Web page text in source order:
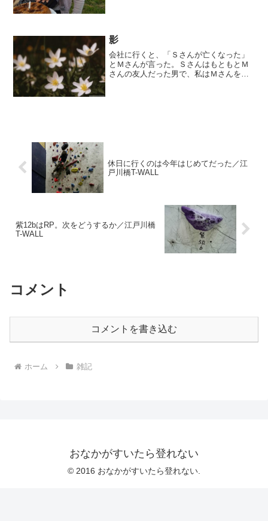
影
会社に行くと、「Ｓさんが亡くなった」
とＭさんが言った。ＳさんはもともとＭ
さんの友人だった男で、私はＭさんを通
休日に行くのは今年はじめてだった／江
戸川橋T-WALL
紫12bはRP。次をどうするか／江戸川橋
T-WALL
コメント
コメントを書き込む
ホーム 雑記
おなかがすいたら登れない
© 2016 おなかがすいたら登れない.